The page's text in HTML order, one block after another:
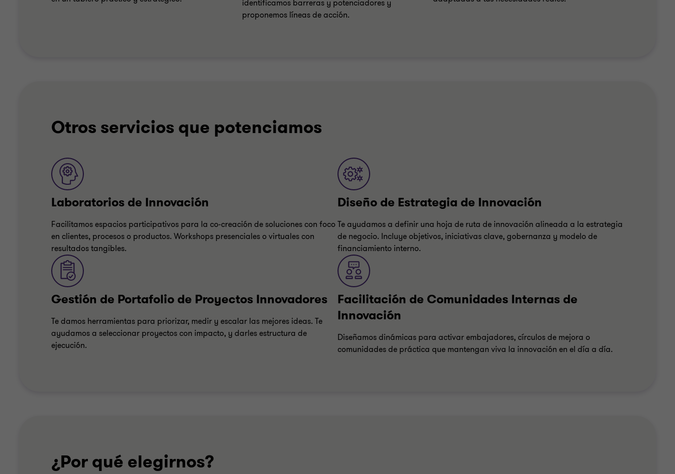
identificamos barreras y potenciadores y
proponemos líneas de acción.
Otros servicios que potenciamos
Laboratorios de Innovación
Facilitamos espacios participativos para la co-creación de soluciones con foco
en clientes, procesos o productos. Workshops presenciales o virtuales con
resultados tangibles.
Gestión de Portafolio de Proyectos Innovadores
Te damos herramientas para priorizar, medir y escalar las mejores ideas. Te
ayudamos a seleccionar proyectos con impacto, y darles estructura de
ejecución.
Diseño de Estrategia de Innovación
Te ayudamos a definir una hoja de ruta de innovación alineada a la estrategia
de negocio. Incluye objetivos, iniciativas clave, gobernanza y modelo de
financiamiento interno.
Facilitación de Comunidades Internas de
Innovación
Diseñamos dinámicas para activar embajadores, círculos de mejora o
comunidades de práctica que mantengan viva la innovación en el día a día.
¿Por qué elegirnos?